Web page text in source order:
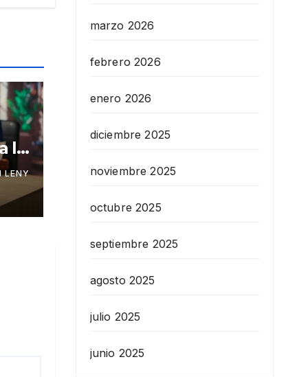
la
LENY
marzo 2026
febrero 2026
enero 2026
diciembre 2025
noviembre 2025
octubre 2025
septiembre 2025
agosto 2025
julio 2025
junio 2025